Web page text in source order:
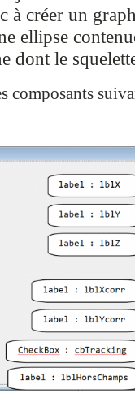
à créer un
ellipse
dont le
composants